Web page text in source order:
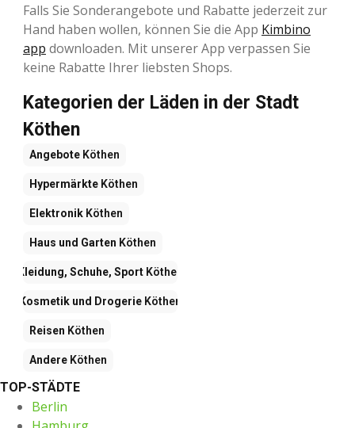
Falls Sie Sonderangebote und Rabatte jederzeit zur
Hand haben wollen, können Sie die App Kimbino
app downloaden. Mit unserer App verpassen Sie
keine Rabatte Ihrer liebsten Shops.
Kategorien der Läden in der Stadt
Köthen
Angebote Köthen
Hypermärkte Köthen
Elektronik Köthen
Haus und Garten Köthen
Kleidung, Schuhe, Sport Köthen
Kosmetik und Drogerie Köthen
Reisen Köthen
Andere Köthen
TOP-STÄDTE
Berlin